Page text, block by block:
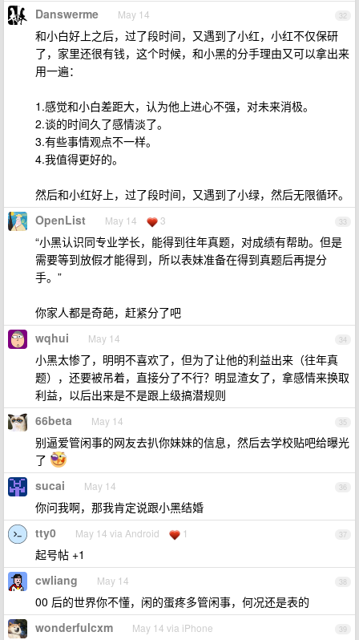
32
Danswerme May 14
和小白好上之后，过了段时间，又遇到了小红，小红不仅保研
了，家里还很有钱，这个时候，和小黑的分手理由又可以拿出来
用一遍：
1.感觉和小白差距大，认为他上进心不强，对未来消极。
2.谈的时间久了感情淡了。
3.有些事情观点不一样。
4.我值得更好的。
然后和小红好上，过了段时间，又遇到了小绿，然后无限循环。
33
OpenList May 14 3
“小黑认识同专业学长，能得到往年真题，对成绩有帮助。但是
需要等到放假才能得到，所以表妹准备在得到真题后再提分
手。”
你家人都是奇葩，赶紧分了吧
34
wqhui May 14
小黑太惨了，明明不喜欢了，但为了让他的利益出来（往年真
题），还要被吊着，直接分了不行？明显渣女了，拿感情来换取
利益，以后出来是不是跟上级搞潜规则
35
66beta May 14
别逼爱管闲事的网友去扒你妹妹的信息，然后去学校贴吧给曝光
了
36
sucai May 14
你问我啊，那我肯定说跟小黑结婚
37
tty0 May 14 via Android 1
起号帖 +1
38
cwliang May 14
00 后的世界你不懂，闲的蛋疼多管闲事，何况还是表的
39
wonderfulcxm May 14 via iPhone